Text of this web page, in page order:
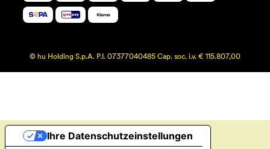
© hu Holding S.p.A. P.I. 07377040485 Cap. soc. i.v. € 115.807,00
Ihre Datenschutzeinstellungen